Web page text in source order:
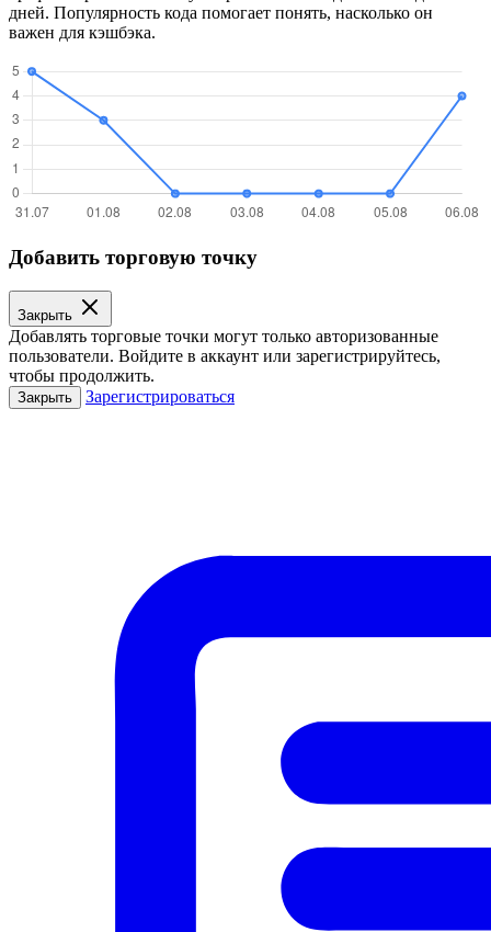
дней. Популярность кода помогает понять, насколько он
важен для кэшбэка.
Добавить торговую точку
Закрыть
Добавлять торговые точки могут только авторизованные
пользователи. Войдите в аккаунт или зарегистрируйтесь,
чтобы продолжить.
Закрыть Зарегистрироваться